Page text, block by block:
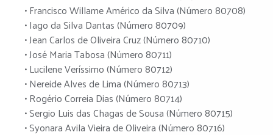
• Francisco Willame Américo da Silva (Número 80708)
• Iago da Silva Dantas (Número 80709)
• Jean Carlos de Oliveira Cruz (Número 80710)
• José Maria Tabosa (Número 80711)
• Lucilene Veríssimo (Número 80712)
• Nereide Alves de Lima (Número 80713)
• Rogério Correia Dias (Número 80714)
• Sergio Luis das Chagas de Sousa (Número 80715)
• Syonara Avila Vieira de Oliveira (Número 80716)